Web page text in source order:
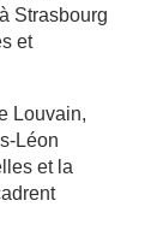
Strasbourg
et
Louvain,
Léon
et la